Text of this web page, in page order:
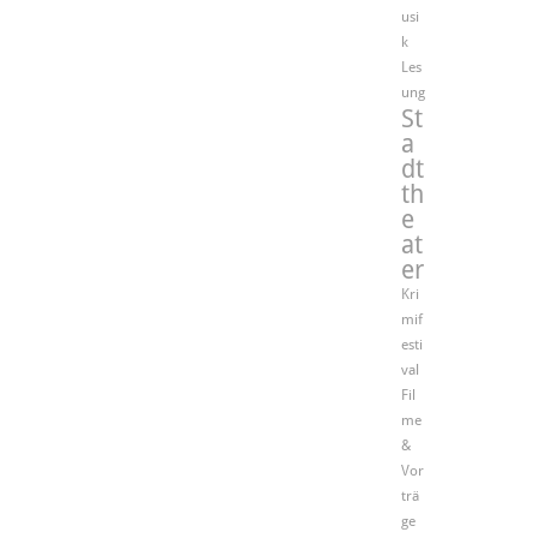
usi
k
Les
ung
St
a
dt
th
e
at
er
Kri
mif
esti
val
Fil
me
&
Vor
trä
ge